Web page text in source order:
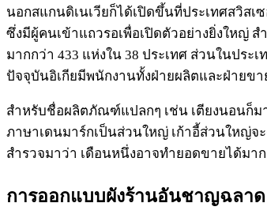
นอกสแกนดิเนเวียก็ได้เปิดขึ้นที่ประเทศสวิส
ซึ่งมีผู้คนเข้าแถวรอเพื่อเปิดตัวอย่างยิ่งใหญ่
มากกว่า 433 แห่งใน 38 ประเทศ ส่วนในประ
ปัจจุบันอิเกียมีพนักงานทั้งฝ่ายผลิตและฝ่ายขา
สำหรับชื่อผลิตภัณฑ์แปลกๆ เช่น เตียงนอนก็ม
ภาษาเดนมาร์กเป็นส่วนใหญ่ เก้าอี้ส่วนใหญ่จ
สำรวจมาว่า เดือนหนึ่งอาจทำยอดขายได้มา
การออกแบบผังร้านอันชาญฉลาด